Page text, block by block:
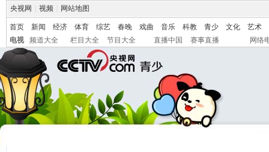
央视网 视频 网站地图
首页 新闻 经济 体育 综艺 春晚 戏曲 音乐 科教 青少 文化
艺术
电视
频道大全 栏目大全 节目大全 直播中国 赛事直播 网络